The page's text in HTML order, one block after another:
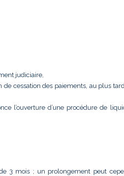
judiciaire,
de cessation des paiements, au plus
l’ouverture d’une procédure de
3 mois ; un prolongement peut